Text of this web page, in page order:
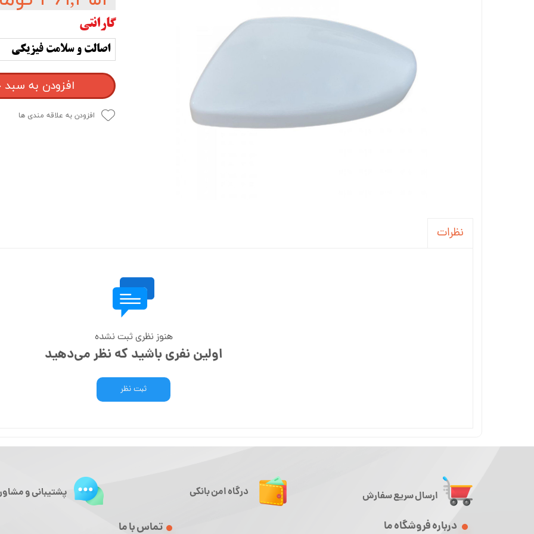
واکس ، پولیش و تمیز کننده خودرو
سردنده و گردگیر
سنسور و دزدگیر و جی پی اس خودرو
سیستم صوتی و تصویری خودرو
گارانتی
اصالت و سلامت فیزیکی
افزودن به سبد
افزودن به علاقه مندی ها
نظرات
هنوز نظری ثبت نشده
اولین نفری باشید که نظر می‌دهید
ثبت نظر
ارسال سریع سفارش
درباره فروشگاه ما
تماس با ما
درگاه امن بانکی پشتیبانی و